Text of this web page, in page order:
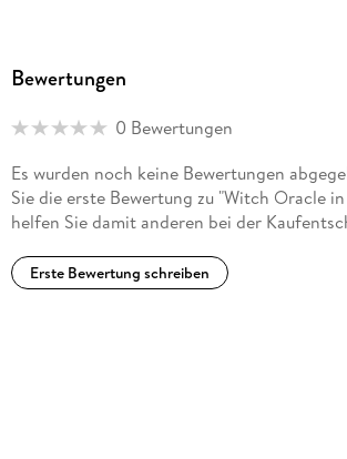
Bewertungen
0 Bewertungen
Es wurden noch keine Bewertungen
Sie die erste Bewertung zu "Witch Oracle
helfen Sie damit anderen bei der
Erste Bewertung schreiben